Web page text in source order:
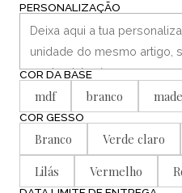
PERSONALIZAÇÃO
COR DA BASE
mdf branco
COR GESSO
Branco Verde claro
Lilás
Vermelho